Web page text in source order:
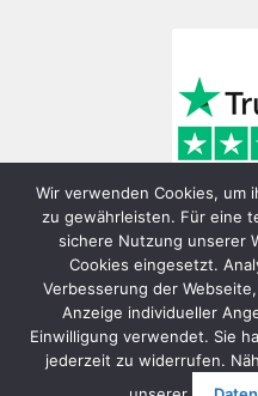
© FunShop Wien -
Wir verwenden Cookies, um
zu gewährleisten. Für eine
sichere Nutzung unserer
Cookies eingesetzt.
Verbesserung der
Anzeige individueller
Einwilligung verwendet. Sie
jederzeit zu widerrufen.